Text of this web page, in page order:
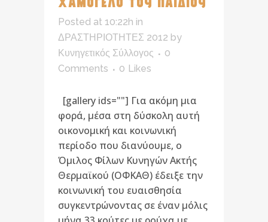
Posted at 10:22h in
ΔΡΑΣΤΗΡΙΟΤΗΤΕΣ 2012 by
Κυνηγετικός Σύλλογος
0
Comments
0 Likes
[gallery ids=""] Για ακόμη μια
φορά, μέσα στη δύσκολη αυτή
οικονομική και κοινωνική
περίοδο που διανύουμε, ο
Όμιλος Φίλων Κυνηγών Ακτής
Θερμαϊκού (ΟΦΚΑΘ) έδειξε την
κοινωνική του ευαισθησία
συγκεντρώνοντας σε έναν μόλις